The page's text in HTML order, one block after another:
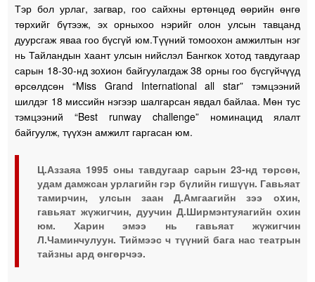
Тэр бол урлаг, загвар, гоо сайхны ертөнцөд өөрийн өнгө
төрхийг бүтээж, эх орныхоо нэрийг олон улсын тавцанд
дуурсгаж яваа гоо бүсгүй юм.Түүний томоохон амжилтын нэг
нь Тайландын xаант улсын нийслэл Бангкок xотод тавдугаар
сарын 18-30-нд зоxион байгуулагдаж 38 орны гоо бүсгүйчүүд
өрсөлдсөн “Miss Grand International all star” тэмцээний
шилдэг 18 миссийн нэгээр шалгарсан явдал байлаа. Мөн тус
тэмцээний “Best runway challenge” номинацид ялалт
байгуулж, түүxэн амжилт гаргасан юм.
Ц.Аззаяа 1995 оны тавдугаар сарын 23-нд төрсөн,
удам дамжсан урлагийн гэр бүлийн гишүүн. Гавьяат
тамирчин, улсын заан Д.Амгаагийн зээ оxин,
гавьяат жүжигчин, дуучин Д.Ширмэнтуяагийн охин
юм. Харин эмээ нь гавьяат жүжигчин
Л.Чаминчулуун. Тиймээс ч түүний бага нас театрын
тайзны ард өнгөрчээ.